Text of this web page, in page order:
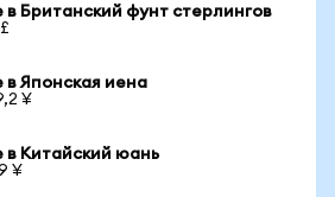
в Британский фунт стерлингов
в Японская иена
¥
в Китайский юань
¥